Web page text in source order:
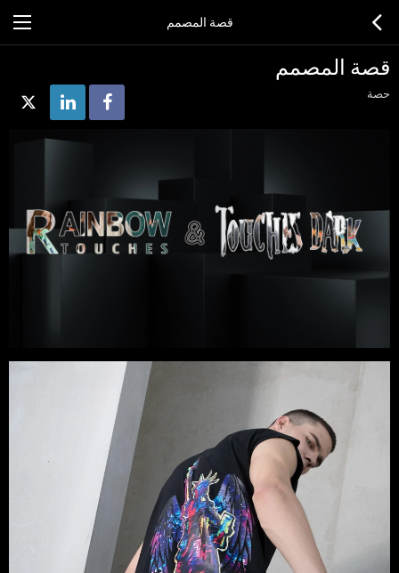
قصة المصمم
قصة المصمم
حصة